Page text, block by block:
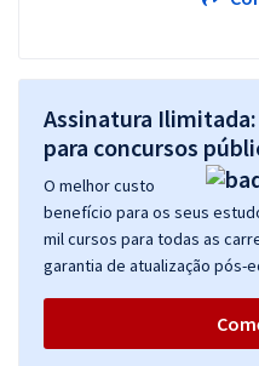
Assinatura
para concursos
O melhor custo
benefício para os seus
mil cursos para todas as
garantia de atualização pós-